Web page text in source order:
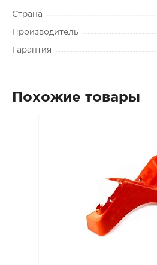
Страна
Производитель
Гарантия
Похожие товары